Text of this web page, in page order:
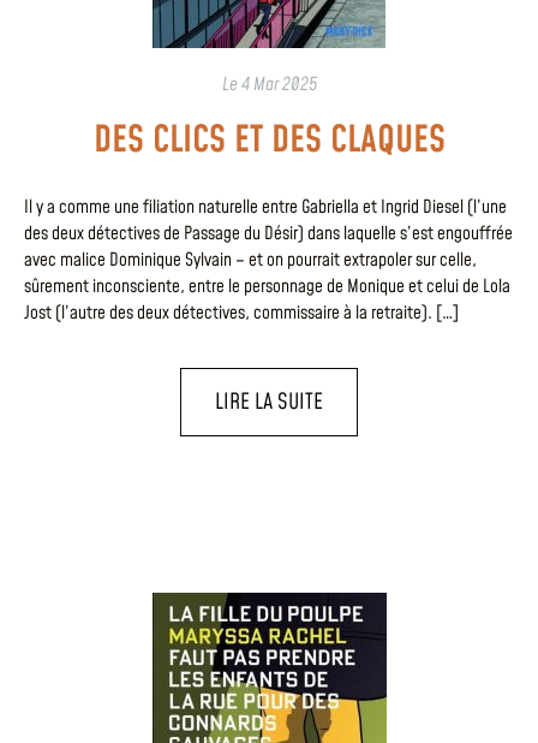
Le4 Mar 2025
DES CLICS ET DES CLAQUES
Il y a comme une filiation naturelle entre Gabriella et Ingrid Diesel (l’une
des deux détectives de Passage du Désir) dans laquelle s’est engouffrée
avec malice Dominique Sylvain – et on pourrait extrapoler sur celle,
sûrement inconsciente, entre le personnage de Monique et celui de Lola
Jost (l’autre des deux détectives, commissaire à la retraite). […]
LIRE LA SUITE